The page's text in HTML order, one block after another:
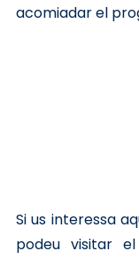
acomiadar el
Si us interessa
podeu visitar el